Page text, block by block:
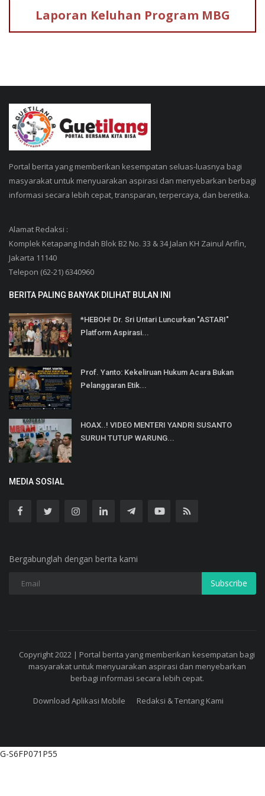
Laporan Keluhan Program MBG
Portal berita yang memberikan kesempatan seluas-luasnya bagi
masyarakat untuk menyuarakan aspirasi dan menyebarkan berbagi
informasi secara lebih cepat, transparan, terpercaya, dan beretika.
Alamat Redaksi :
Komplek Ketapang Indah Blok B2 No. 33 & 34 Jalan KH Zainul Arifin,
Jakarta 11140
Telepon (62-21) 6340960
BERITA PALING BANYAK DILIHAT BULAN INI
*HEBOH! Dr. Sri Untari Luncurkan "ASTARI"
Platform Aspirasi...
Prof. Yanto: Kekeliruan Hukum Acara Bukan
Pelanggaran Etik...
HOAX..! VIDEO MENTERI YANDRI SUSANTO
SURUH TUTUP WARUNG...
MEDIA SOSIAL
Bergabunglah dengan berita kami
Subscribe
Copyright 2022 | Portal berita yang memberikan kesempatan bagi
masyarakat untuk menyuarakan aspirasi dan menyebarkan
berbagi informasi secara lebih cepat.
Download Aplikasi Mobile Redaksi & Tentang Kami
G-S6FP071P55